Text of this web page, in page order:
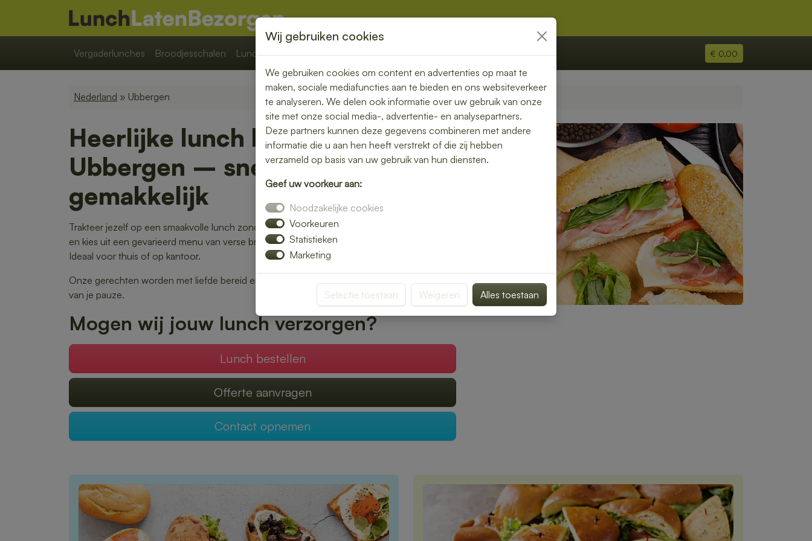
Vergaderlunches Broodjesschalen Lunchpakketten Overige € 0,00
Nederland » Ubbergen
Heerlijke lunch bezorgen in
Ubbergen – snel, vers en
gemakkelijk
Trakteer jezelf op een smaakvolle lunch zonder moeite. Laat je lunch bezorgen in Ubbergen
en kies uit een gevarieerd menu van verse broodjes, gezonde salades en warme maaltijden.
Ideaal voor thuis of op kantoor.
Onze gerechten worden met liefde bereid en snel geleverd, zodat jij optimaal kunt genieten
van je pauze.
Mogen wij jouw lunch verzorgen?
Lunch bestellen
Offerte aanvragen
Contact opnemen
Wij gebruiken cookies
We gebruiken cookies om content en advertenties op maat te
maken, sociale mediafuncties aan te bieden en ons websiteverkeer
te analyseren. We delen ook informatie over uw gebruik van onze
site met onze social media-, advertentie- en analysepartners.
Deze partners kunnen deze gegevens combineren met andere
informatie die u aan hen heeft verstrekt of die zij hebben
verzameld op basis van uw gebruik van hun diensten.
Geef uw voorkeur aan:
Noodzakelijke cookies
Voorkeuren
Statistieken
Marketing
Selectie toestaan Weigeren Alles toestaan